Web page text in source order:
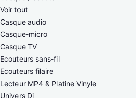
Voir tout
Casque audio
Casque-micro
Casque TV
Ecouteurs sans-fil
Ecouteurs filaire
Lecteur MP4 & Platine Vinyle
Univers Dj